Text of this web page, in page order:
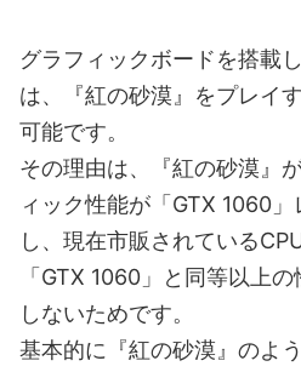
グラフィックボードを搭載
は、『紅の砂漠』をプレイ
可能です。
その理由は、『紅の砂漠』
ィック性能が「GTX 1060
し、現在市販されている
「GTX 1060」と同等以上
しないためです。
基本的に『紅の砂漠』のよ